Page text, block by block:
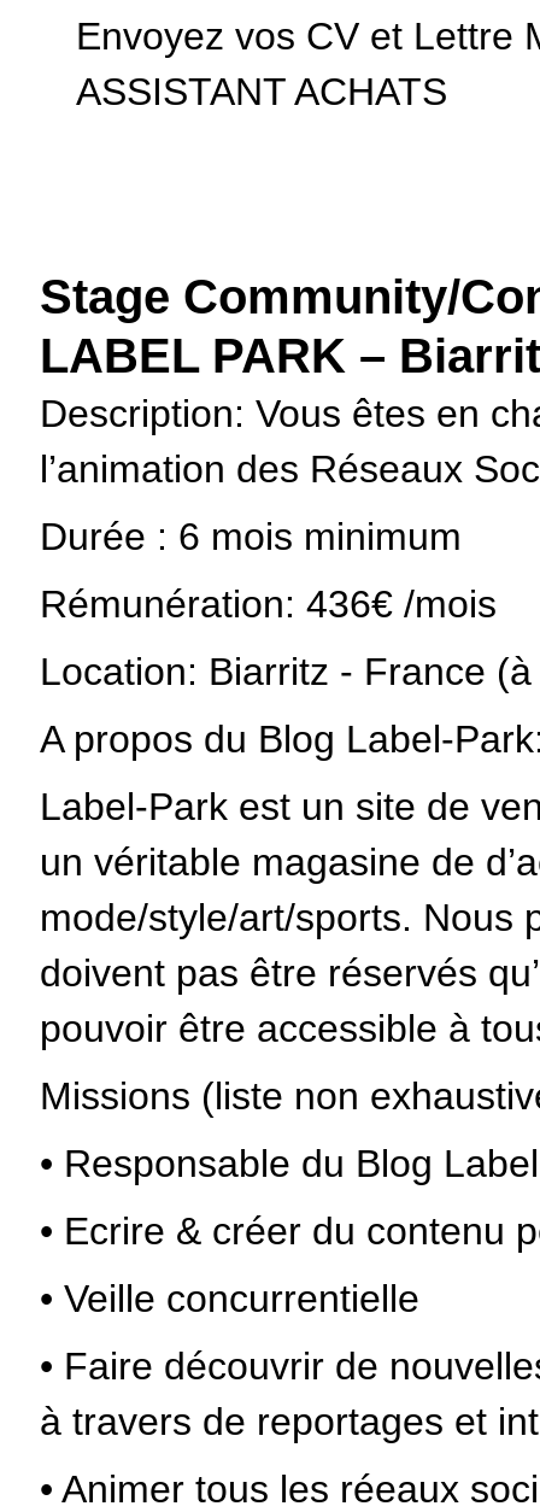
Envoyez vos CV et Lettre
ASSISTANT ACHATS
Stage Community/
LABEL PARK –
Description: Vous êtes en
l’animation des Réseaux
Durée : 6 mois minimum
Rémunération: 436€ /mois
Location: Biarritz - France
A propos du Blog Label-
Label-Park est un site de
un véritable magasine de
mode/style/art/sports. Nous
doivent pas être réservés
pouvoir être accessible à
Missions (liste non
• Responsable du Blog
• Ecrire & créer du contenu
• Veille concurrentielle
• Faire découvrir de
à travers de reportages et
• Animer tous les réeaux